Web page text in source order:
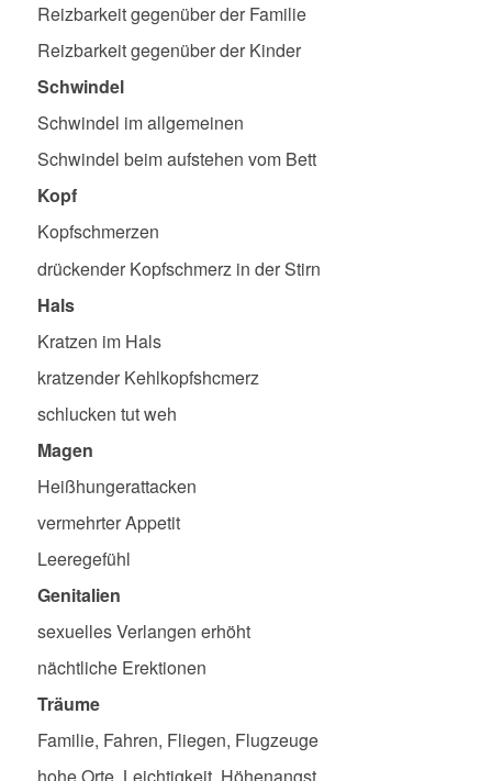
Reizbarkeit gegenüber der Familie
Reizbarkeit gegenüber der Kinder
Schwindel
Schwindel im allgemeinen
Schwindel beim aufstehen vom Bett
Kopf
Kopfschmerzen
drückender Kopfschmerz in der Stirn
Hals
Kratzen im Hals
kratzender Kehlkopfshcmerz
schlucken tut weh
Magen
Heißhungerattacken
vermehrter Appetit
Leeregefühl
Genitalien
sexuelles Verlangen erhöht
nächtliche Erektionen
Träume
Familie, Fahren, Fliegen, Flugzeuge